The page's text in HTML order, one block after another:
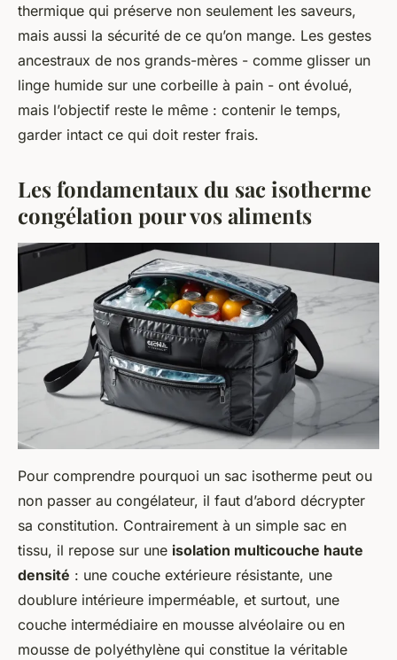
thermique qui préserve non seulement les saveurs,
mais aussi la sécurité de ce qu’on mange. Les gestes
ancestraux de nos grands-mères - comme glisser un
linge humide sur une corbeille à pain - ont évolué,
mais l’objectif reste le même : contenir le temps,
garder intact ce qui doit rester frais.
Les fondamentaux du sac isotherme
congélation pour vos aliments
Pour comprendre pourquoi un sac isotherme peut ou
non passer au congélateur, il faut d’abord décrypter
sa constitution. Contrairement à un simple sac en
tissu, il repose sur une isolation multicouche haute
densité : une couche extérieure résistante, une
doublure intérieure imperméable, et surtout, une
couche intermédiaire en mousse alvéolaire ou en
mousse de polyéthylène qui constitue la véritable